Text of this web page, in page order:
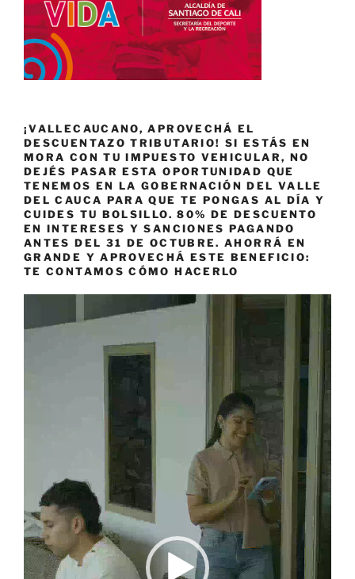
¡VALLECAUCANO, APROVECHÁ EL
DESCUENTAZO TRIBUTARIO! SI ESTÁS EN
MORA CON TU IMPUESTO VEHICULAR, NO
DEJÉS PASAR ESTA OPORTUNIDAD QUE
TENEMOS EN LA GOBERNACIÓN DEL VALLE
DEL CAUCA PARA QUE TE PONGAS AL DÍA Y
CUIDES TU BOLSILLO. 80% DE DESCUENTO
EN INTERESES Y SANCIONES PAGANDO
ANTES DEL 31 DE OCTUBRE. AHORRÁ EN
GRANDE Y APROVECHÁ ESTE BENEFICIO:
TE CONTAMOS CÓMO HACERLO